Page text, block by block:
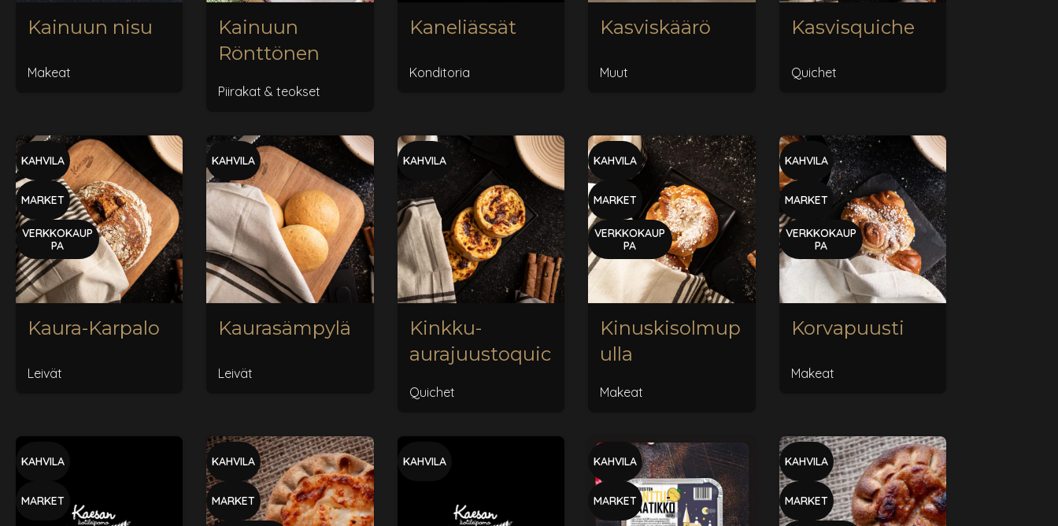
Kainuun nisu
Makeat
Kainuun
Rönttönen
Piirakat & teokset
Kaneliässät
Konditoria
Kasviskäärö
Muut
Kasvisquiche
Quichet
KAHVILA
MARKET
VERKKOKAUP
PA
Kaura-Karpalo
Leivät
KAHVILA
Kaurasämpylä
Leivät
KAHVILA
Kinkku-
aurajuustoquic
Quichet
KAHVILA
MARKET
VERKKOKAUP
PA
Kinuskisolmup
ulla
Makeat
KAHVILA
MARKET
VERKKOKAUP
PA
Korvapuusti
Makeat
KAHVILA
MARKET
KAHVILA
MARKET
KAHVILA KAHVILA
MARKET
KAHVILA
MARKET